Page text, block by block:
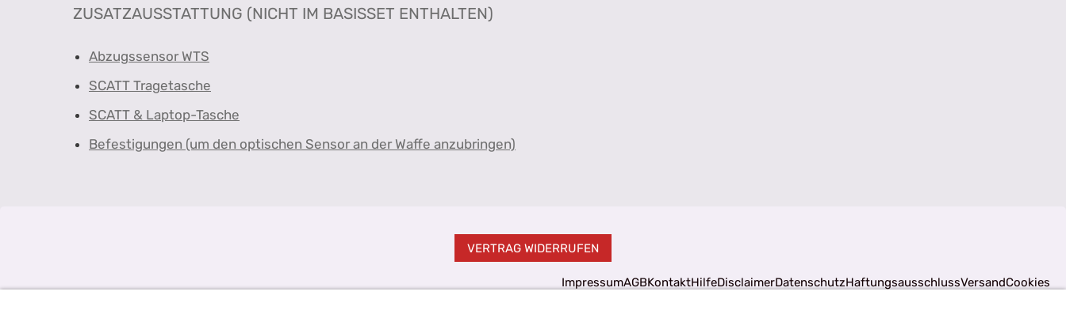
ZUSATZAUSSTATTUNG (NICHT IM BASISSET ENTHALTEN)
Abzugssensor WTS
SCATT Tragetasche
SCATT & Laptop-Tasche
Befestigungen (um den optischen Sensor an der Waffe anzubringen)
VERTRAG WIDERRUFEN
ImpressumAGBKontaktHilfeDisclaimerDatenschutzHaftungsausschlussVersandCookies